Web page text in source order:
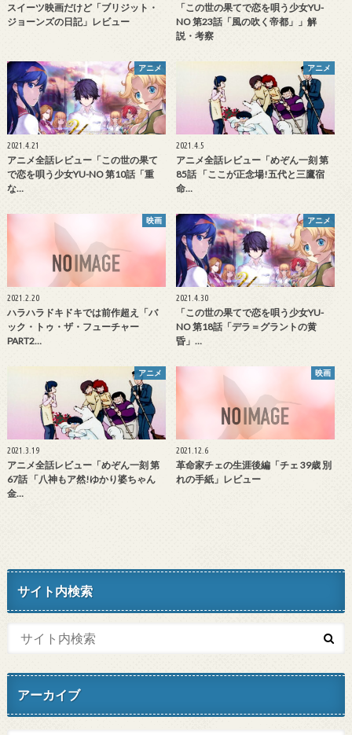
スイーツ映画だけど「ブリジット・
ジョーンズの日記」レビュー
「この世の果てで恋を唄う少女YU-
NO 第23話「風の吹く帝都」」解
説・考察
アニメ
2021.4.21
アニメ全話レビュー「この世の果て
で恋を唄う少女YU-NO 第10話「重
な…
アニメ
2021.4.5
アニメ全話レビュー「めぞん一刻 第
85話 「ここが正念場!五代と三鷹宿
命…
映画
2021.2.20
ハラハラドキドキでは前作超え「バ
ック・トゥ・ザ・フューチャー
PART2…
アニメ
2021.4.30
「この世の果てで恋を唄う少女YU-
NO 第18話「デラ＝グラントの黄
昏」…
アニメ
2021.3.19
アニメ全話レビュー「めぞん一刻 第
67話 「八神もア然!ゆかり婆ちゃん
金…
映画
2021.12.6
革命家チェの生涯後編「チェ 39歳 別
れの手紙」レビュー
サイト内検索
アーカイブ